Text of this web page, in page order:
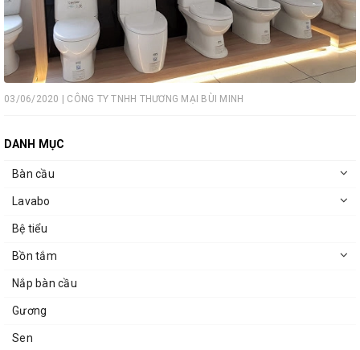
03/06/2020 | CÔNG TY TNHH THƯƠNG MẠI BÙI MINH
DANH MỤC
Bàn cầu
Lavabo
Bệ tiểu
Bồn tắm
Nắp bàn cầu
Gương
Sen